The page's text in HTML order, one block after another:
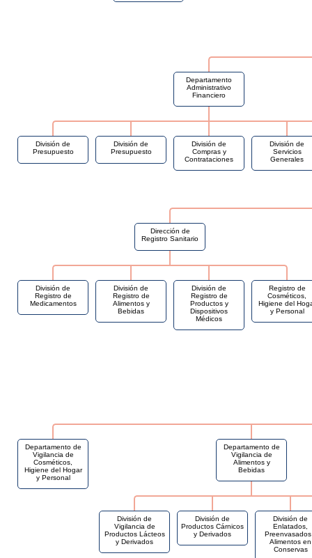
Departamento
Administrativo
Financiero
División de
Presupuesto
División de
Presupuesto
División de
Compras y
Contrataciones
División de
Servicios
Generales
Dirección de
Registro Sanitario
División de
Registro de
Medicamentos
División de
Registro de
Alimentos y
Bebidas
División de
Registro de
Productos y
Dispositivos
Médicos
Registro de
Cosméticos,
Higiene del
y Personal
Departamento de
Vigilancia de
Cosméticos,
Higiene del Hogar
y Personal
Departamento de
Vigilancia de
Alimentos y
Bebidas
División de
Vigilancia de
Productos Lácteos
y Derivados
División de
Productos Cárnicos
y Derivados
División de
Enlatados,
Preenvasados
Alimentos en
Conservas